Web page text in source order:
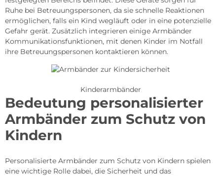
Ruhe bei Betreuungspersonen, da sie schnelle Reaktionen
ermöglichen, falls ein Kind wegläuft oder in eine potenzielle
Gefahr gerät. Zusätzlich integrieren einige Armbänder
Kommunikationsfunktionen, mit denen Kinder im Notfall
ihre Betreuungspersonen kontaktieren können.
Kinderarmbänder
Bedeutung personalisierter
Armbänder zum Schutz von
Kindern
Personalisierte Armbänder zum Schutz von Kindern spielen
eine wichtige Rolle dabei, die Sicherheit und das